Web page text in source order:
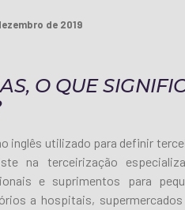
de 2019
O QUE
inglês utilizado para definir
na terceirização
e suprimentos para
a hospitais,